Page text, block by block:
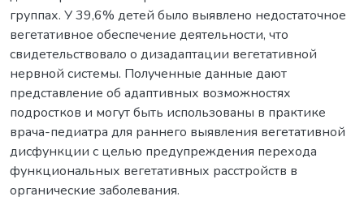
группах. У 39,6% детей было выявлено недостаточное
вегетативное обеспечение деятельности, что
свидетельствовало о дизадаптации вегетативной
нервной системы. Полученные данные дают
представление об адаптивных возможностях
подростков и могут быть использованы в практике
врача-педиатра для раннего выявления вегетативной
дисфункции с целью предупреждения перехода
функциональных вегетативных расстройств в
органические заболевания.